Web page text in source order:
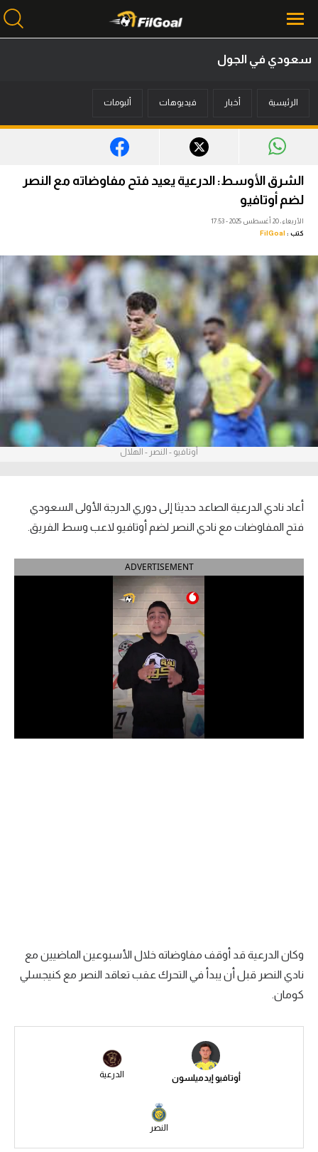
أخبار
ميركاتو
فانتازي في الجول
مسابقة التوقعات
فيديوهات
عدسات
آراء حرة
ركن الألعاب
بطولات
أمريكا 2026
الدوري الإنجليزي الممتاز
الدوري الإسباني
الدوري السعودي للمحترفين
دوري أبطال إفريقيا
سعودي في الجول
الدوري الإنجليزي
أمم إفريقيا
سعودي في الجول
الرئيسية أخبار فيديوهات ألبومات
الشرق الأوسط: الدرعية يعيد فتح مفاوضاته مع النصر
لضم أوتافيو
الأربعاء، 20 أغسطس 2025 - 17:53
كتب : FilGoal
أوتافيو - النصر - الهلال
أعاد نادي الدرعية الصاعد حديثا إلى دوري الدرجة الأولى السعودي
فتح المفاوضات مع نادي النصر لضم أوتافيو لاعب وسط الفريق.
ADVERTISEMENT
وكان الدرعية قد أوقف مفاوضاته خلال الأسبوعين الماضيين مع
نادي النصر قبل أن يبدأ في التحرك عقب تعاقد النصر مع كنيجسلي
كومان.
أوتافيو إيدميلسون الدرعية
النصر